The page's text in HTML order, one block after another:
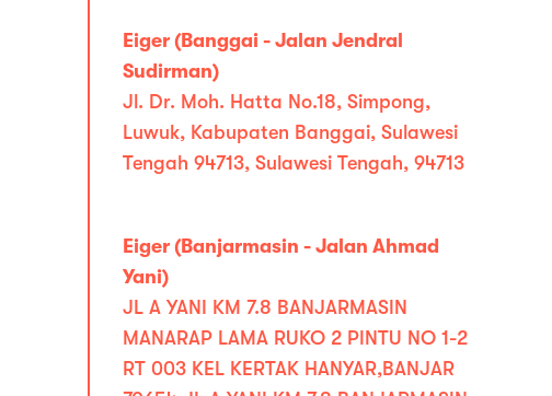
Eiger (Banggai - Jalan Jendral
Sudirman)
Jl. Dr. Moh. Hatta No.18, Simpong,
Luwuk, Kabupaten Banggai, Sulawesi
Tengah 94713, Sulawesi Tengah, 94713
Eiger (Banjarmasin - Jalan Ahmad
Yani)
JL A YANI KM 7.8 BANJARMASIN
MANARAP LAMA RUKO 2 PINTU NO 1-2
RT 003 KEL KERTAK HANYAR,BANJAR